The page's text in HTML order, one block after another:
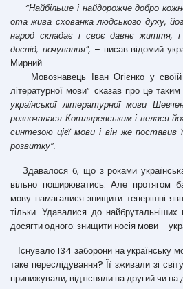
“Найбільше і найдорожче добро
ота жива схованка людського духу,
народ складає і своє давнє життя, і
досвід, почування”, – писав відомий
Мирний.
Мовознавець Іван Огієнко у своїй
літературної мови” сказав про це
української літературної мови
розпочалася Котляревським і велася
синтезою цієї мови і він же
розвитку”.
Здавалося б, що з роками
вільно поширюватись. Але протягом
мову намагалися знищити теперішні
тільки. Удавалися до
досягти одного: знищити носія мови –
Існувало 134 заборони на українську
таке переслідування? Її зживали зі
принижували, відтісняли на другий чи на